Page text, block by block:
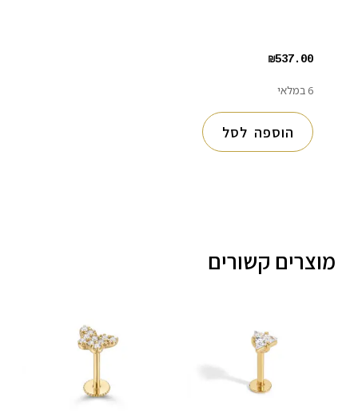
₪537.00
6 במלאי
הוספה לסל
מוצרים קשורים